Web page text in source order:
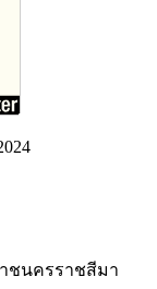
ชนครราชสีมา